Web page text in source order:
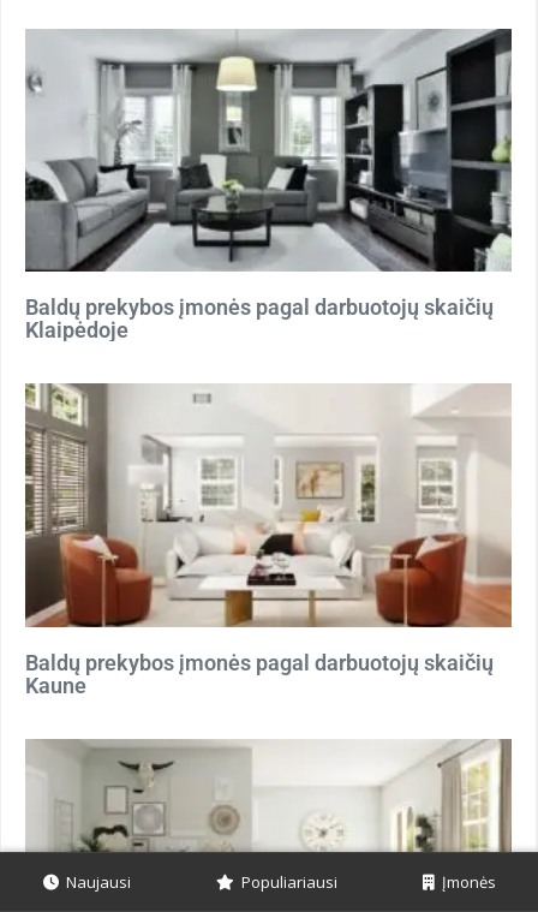
Baldų prekybos įmonės pagal darbuotojų skaičių
Klaipėdoje
Baldų prekybos įmonės pagal darbuotojų skaičių
Kaune
Naujausi Populiariausi Įmonės